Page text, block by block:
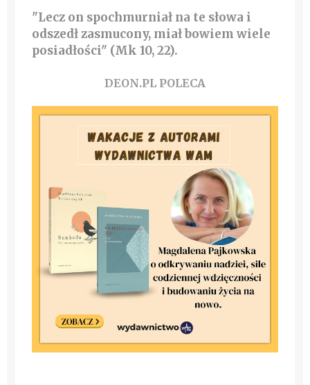
"Lecz on spochmurniał na te słowa i
odszedł zasmucony, miał bowiem wiele
posiadłości" (Mk 10, 22).
DEON.PL POLECA